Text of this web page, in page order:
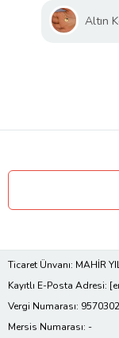
Altın
Ticaret Ünvanı: MAHİR
Kayıtlı E-Posta Adresi:
Vergi Numarası:
Mersis Numarası: -